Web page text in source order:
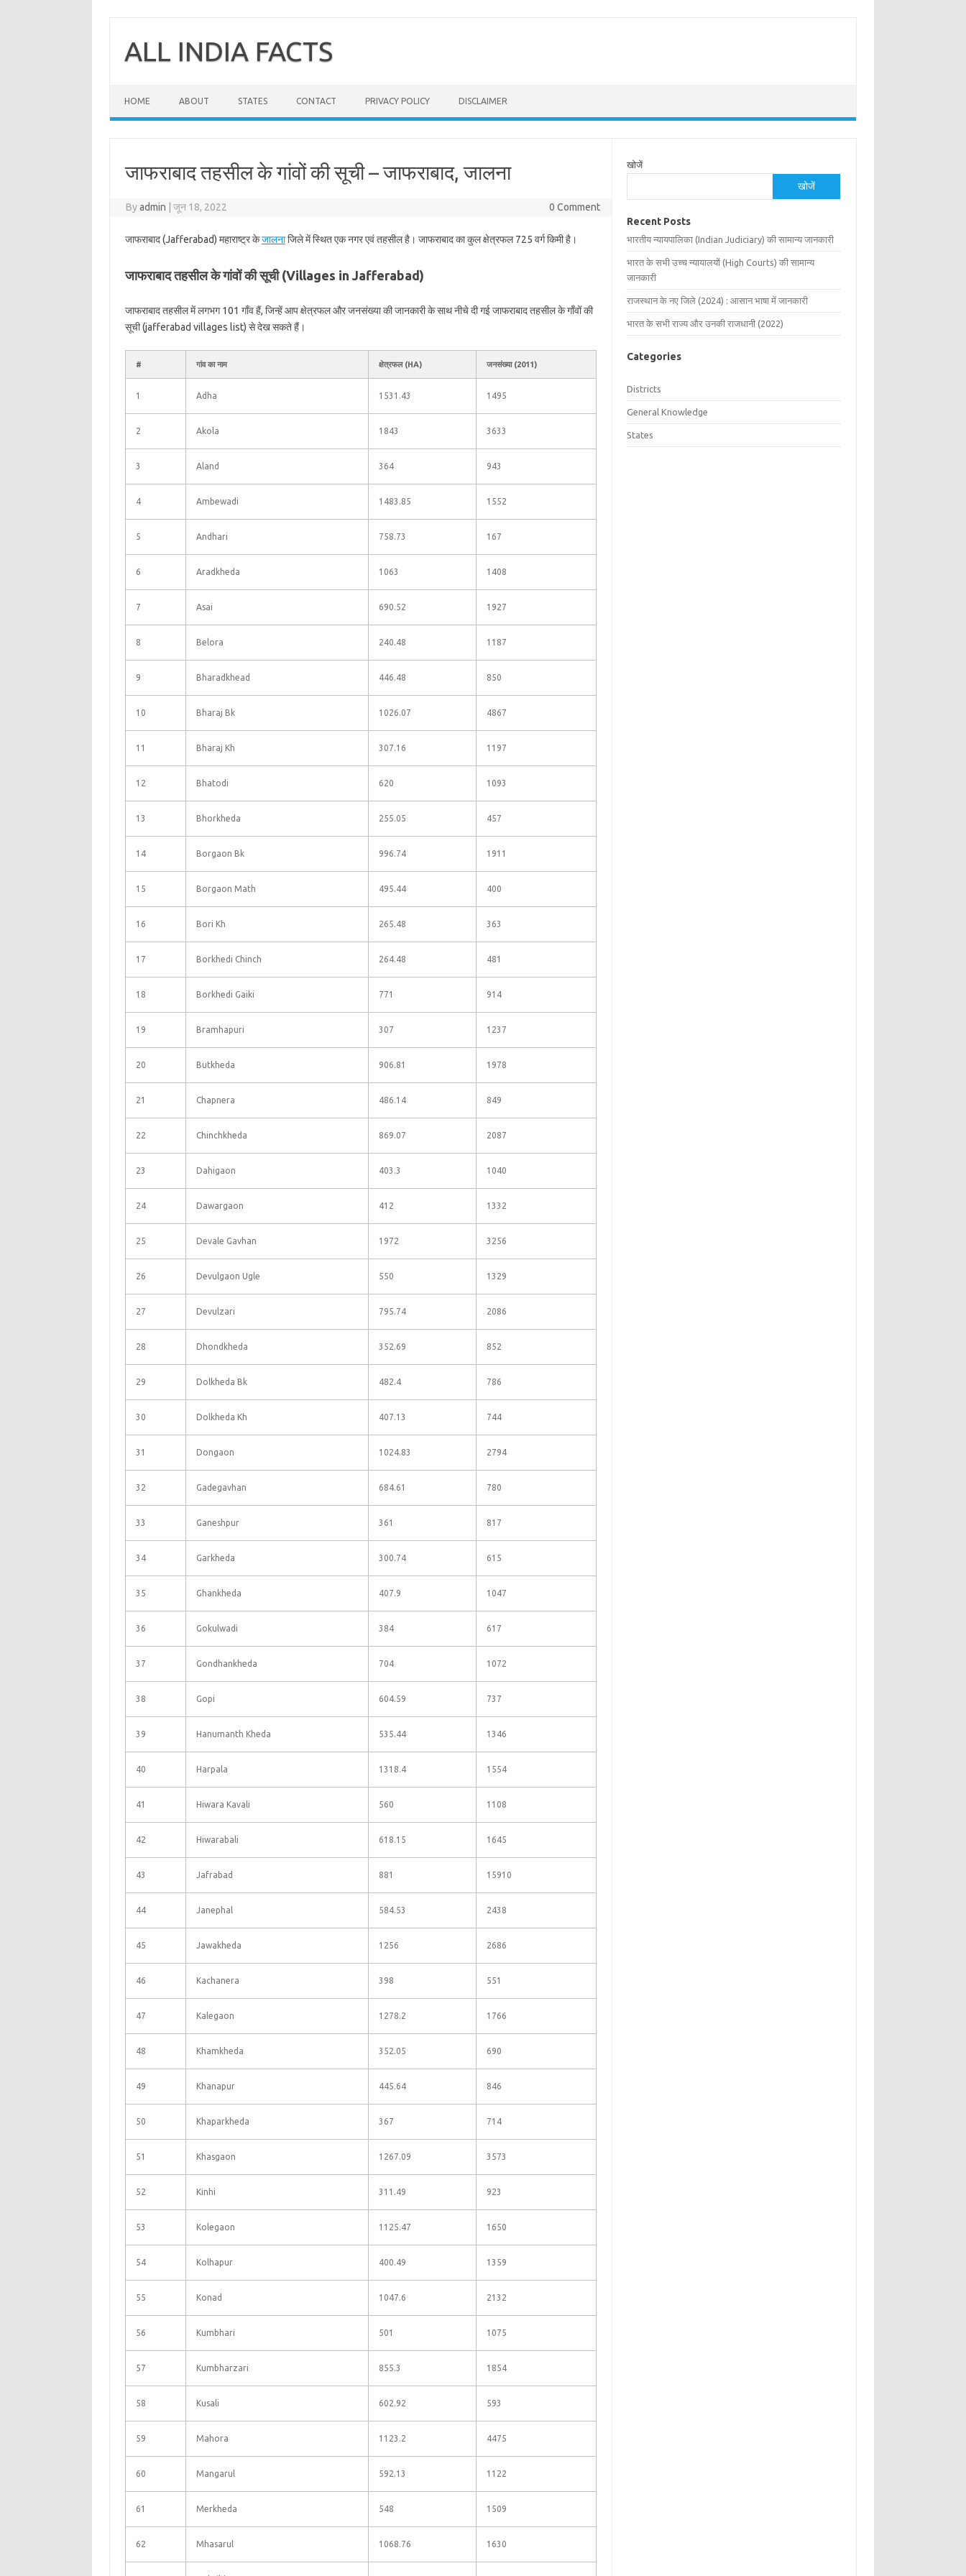
contentALL INDIA FACTS
HOME ABOUT STATES CONTACT PRIVACY POLICY DISCLAIMER
जाफराबाद तहसील के गांवों की सूची – जाफराबाद, जालना
Byadmin जून 18, 2022 0 Comment
जाफराबाद (Jafferabad) महाराष्ट्र केजालनाजिले में स्थित एक नगर एवं तहसील है। जाफराबाद का कुल क्षेत्रफल 725 वर्ग किमी है।
जाफराबाद तहसील के गांवों की सूची (Villages in Jafferabad)
जाफराबाद तहसील में लगभग 101 गाँव हैं, जिन्हें आप क्षेत्रफल और जनसंख्या की जानकारी के साथ नीचे दी गई जाफराबाद तहसील के गाँवों की
सूची (jafferabad villages list) से देख सकते हैं।
# गांव का नाम क्षेत्रफल (HA) जनसंख्या (2011)
1 Adha 1531.43 1495
2 Akola 1843 3633
3 Aland 364 943
4 Ambewadi 1483.85 1552
5 Andhari 758.73 167
6 Aradkheda 1063 1408
7 Asai 690.52 1927
8 Belora 240.48 1187
9 Bharadkhead 446.48 850
10 Bharaj Bk 1026.07 4867
11 Bharaj Kh 307.16 1197
12 Bhatodi 620 1093
13 Bhorkheda 255.05 457
14 Borgaon Bk 996.74 1911
15 Borgaon Math 495.44 400
16 Bori Kh 265.48 363
17 Borkhedi Chinch 264.48 481
18 Borkhedi Gaiki 771 914
19 Bramhapuri 307 1237
20 Butkheda 906.81 1978
21 Chapnera 486.14 849
22 Chinchkheda 869.07 2087
23 Dahigaon 403.3 1040
24 Dawargaon 412 1332
25 Devale Gavhan 1972 3256
26 Devulgaon Ugle 550 1329
27 Devulzari 795.74 2086
28 Dhondkheda 352.69 852
29 Dolkheda Bk 482.4 786
30 Dolkheda Kh 407.13 744
31 Dongaon 1024.83 2794
32 Gadegavhan 684.61 780
33 Ganeshpur 361 817
34 Garkheda 300.74 615
35 Ghankheda 407.9 1047
36 Gokulwadi 384 617
37 Gondhankheda 704 1072
38 Gopi 604.59 737
39 Hanumanth Kheda 535.44 1346
40 Harpala 1318.4 1554
41 Hiwara Kavali 560 1108
42 Hiwarabali 618.15 1645
43 Jafrabad 881 15910
44 Janephal 584.53 2438
45 Jawakheda 1256 2686
46 Kachanera 398 551
47 Kalegaon 1278.2 1766
48 Khamkheda 352.05 690
49 Khanapur 445.64 846
50 Khaparkheda 367 714
51 Khasgaon 1267.09 3573
52 Kinhi 311.49 923
53 Kolegaon 1125.47 1650
54 Kolhapur 400.49 1359
55 Konad 1047.6 2132
56 Kumbhari 501 1075
57 Kumbharzari 855.3 1854
58 Kusali 602.92 593
59 Mahora 1123.2 4475
60 Mangarul 592.13 1122
61 Merkheda 548 1509
62 Mhasarul 1068.76 1630
खोजें
खोजें
Recent Posts
भारतीय न्यायपालिका (Indian Judiciary) की सामान्य जानकारी
भारत के सभी उच्च न्यायालयों (High Courts) की सामान्य
जानकारी
राजस्थान के नए जिले (2024) : आसान भाषा में जानकारी
भारत के सभी राज्य और उनकी राजधानी (2022)
Categories
Districts
General Knowledge
States